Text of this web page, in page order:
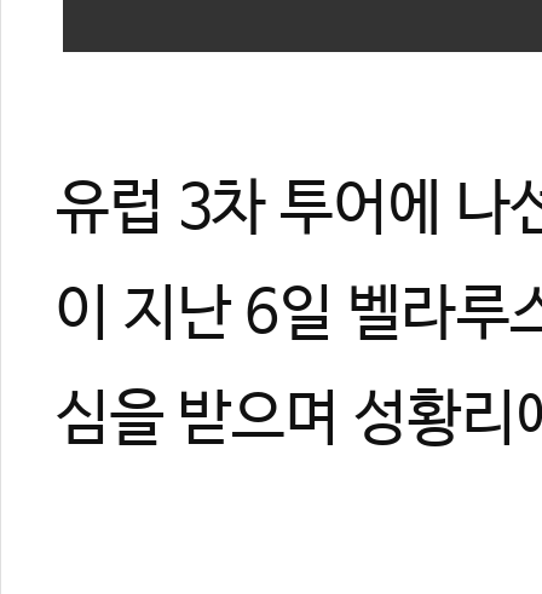
유럽 3차 투어에 나
이 지난 6일 벨라루
심을 받으며 성황리